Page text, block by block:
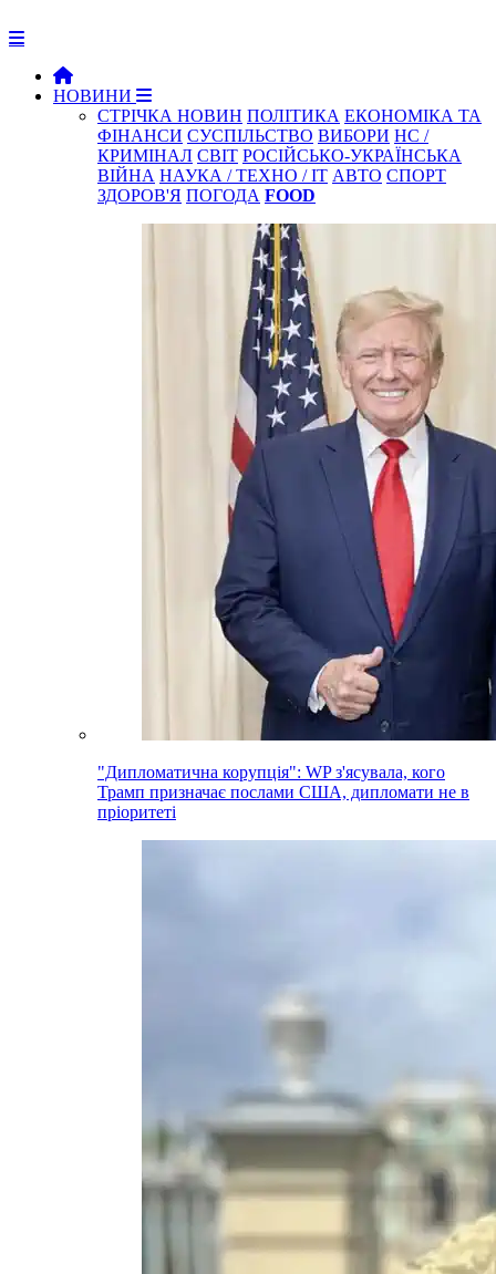
НОВИНИ
СТРІЧКА НОВИН ПОЛІТИКА ЕКОНОМІКА ТА
ФІНАНСИ СУСПІЛЬСТВО ВИБОРИ НС /
КРИМІНАЛ СВІТ РОСІЙСЬКО-УКРАЇНСЬКА
ВІЙНА НАУКА / ТЕХНО / IT АВТО СПОРТ
ЗДОРОВ'Я ПОГОДА FOOD
"Дипломатична корупція": WP з'ясувала, кого
Трамп призначає послами США, дипломати не в
пріоритеті